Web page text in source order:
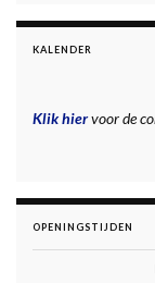
KALENDER
Klik hiervoor de
OPENINGSTIJDEN